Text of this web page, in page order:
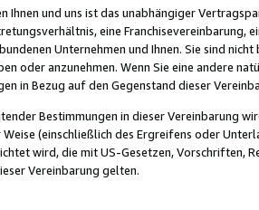
Ihnen und uns ist das unabhängiger
eine Franchisevereinbarung,
Unternehmen und Ihnen. Sie sind
oder anzunehmen. Wenn Sie eine andere
in Bezug auf den Gegenstand dieser
Bestimmungen in dieser Vereinbarung
(einschließlich des Ergreifens oder
wird, die mit US-Gesetzen, Vorschriften,
Vereinbarung gelten.